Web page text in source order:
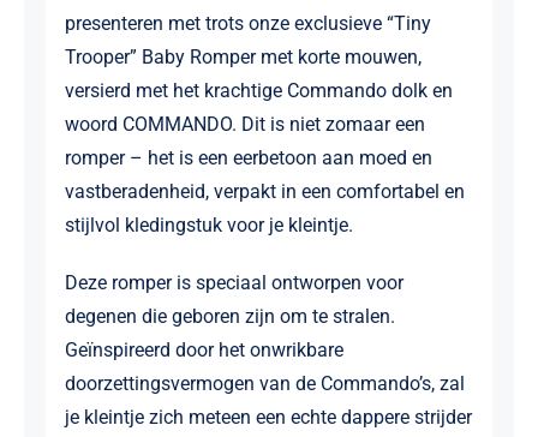
presenteren met trots onze exclusieve “Tiny
Trooper” Baby Romper met korte mouwen,
versierd met het krachtige Commando dolk en
woord COMMANDO. Dit is niet zomaar een
romper – het is een eerbetoon aan moed en
vastberadenheid, verpakt in een comfortabel en
stijlvol kledingstuk voor je kleintje.
Deze romper is speciaal ontworpen voor
degenen die geboren zijn om te stralen.
Geïnspireerd door het onwrikbare
doorzettingsvermogen van de Commando’s, zal
je kleintje zich meteen een echte dappere strijder